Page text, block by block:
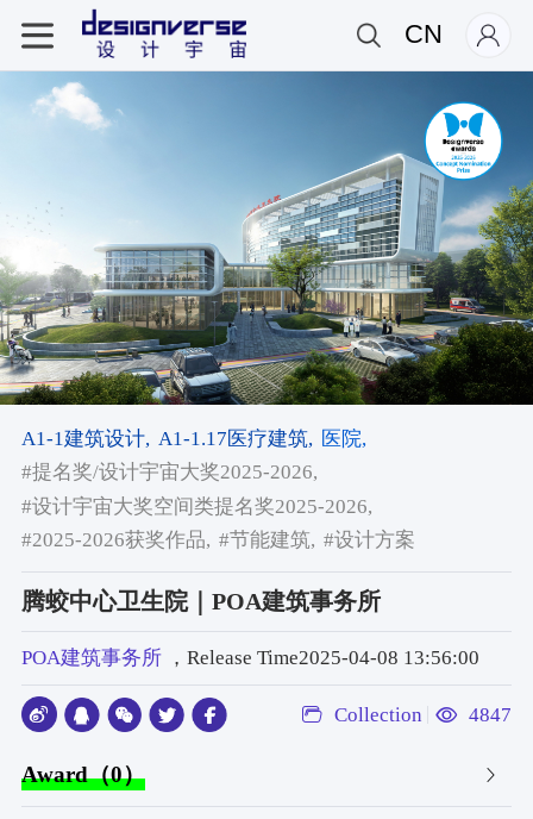
CN
A1-1建筑设计, A1-1.17医疗建筑, 医院,
#提名奖/设计宇宙大奖2025-2026,
#设计宇宙大奖空间类提名奖2025-2026,
#2025-2026获奖作品, #节能建筑, #设计方案
腾蛟中心卫生院｜POA建筑事务所
POA建筑事务所 ，Release Time2025-04-08 13:56:00
Collection 4847
Award（0）